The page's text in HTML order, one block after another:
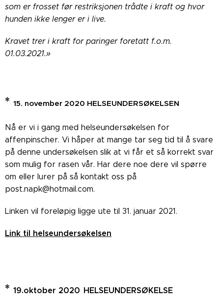
som er frosset før restriksjonen trådte i kraft og hvor
hunden ikke lenger er i live.
Kravet trer i kraft for paringer foretatt f.o.m.
01.03.2021.»
* 15. november 2020 HELSEUNDERSØKELSEN
Nå er vi i gang med helseundersøkelsen for
affenpinscher. Vi håper at mange tar seg tid til å svare
på denne undersøkelsen slik at vi får et så korrekt svar
som mulig for rasen vår. Har dere noe dere vil spørre
om eller lurer på så kontakt oss på
post.napk@hotmail.com.
Linken vil foreløpig ligge ute til 31. januar 2021.
Link til helseundersøkelsen
* 19.oktober 2020 HELSEUNDERSØKELSE